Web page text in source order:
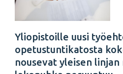
Yliopistoille uusi
opetustuntikatosta
nousevat yleisen linjan